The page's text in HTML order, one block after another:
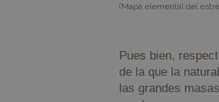
(Mapa elemental del
Pues bien,
de la que la
las grandes
_ga_Y4BJK5GX3B
__Secure-
ROLLOUT_TOKEN